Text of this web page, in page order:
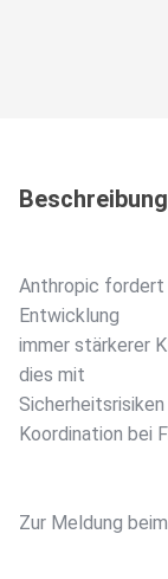
Beschreibung
Anthropic fordert
Entwicklung
immer stärkerer
dies mit
Koordination bei
Zur Meldung